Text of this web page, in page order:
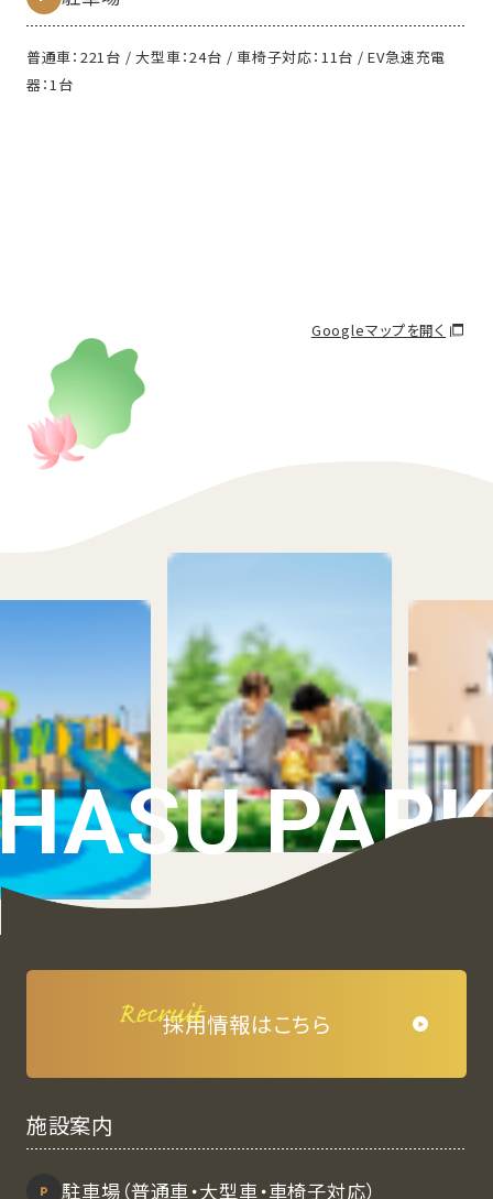
普通車：221台 / 大型車：24台 / 車椅子対応：11台 / EV急速充電
器：1台
Googleマップを開く
採⽤情報はこちら
施設案内
駐⾞場（普通車・大型車・車椅子対応）